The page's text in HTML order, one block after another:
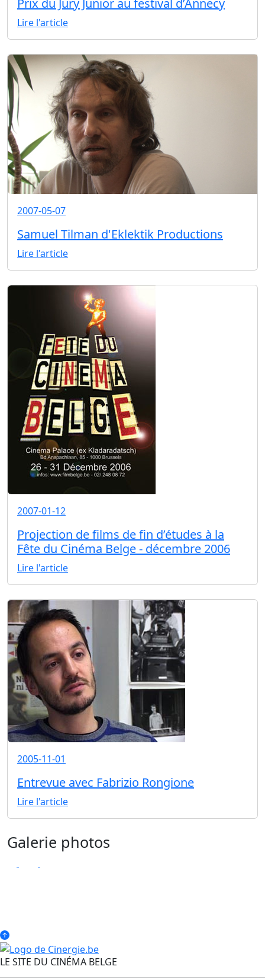
Prix du Jury Junior au festival d’Annecy
Lire l'article
2007-05-07
Samuel Tilman d'Eklektik Productions
Lire l'article
2007-01-12
Projection de films de fin d’études à la
Fête du Cinéma Belge - décembre 2006
Lire l'article
2005-11-01
Entrevue avec Fabrizio Rongione
Lire l'article
Galerie photos
LE SITE DU CINÉMA BELGE